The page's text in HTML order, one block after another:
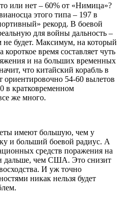
или нет – 60% от «Нимица»?
этого типа – 197 в
рекорд. В боевой
для войны дальность –
будет. Максимум, на который
время составляет чуть
и на больших временных
что китайский корабль в
ориентировочно 54-60 вылетов
в кратковременном
же много.
имеют большую, чем у
и больший боевой радиус. А
средств поражения на
дальше, чем США. Это снизит
И уж точно
никак нельзя будет